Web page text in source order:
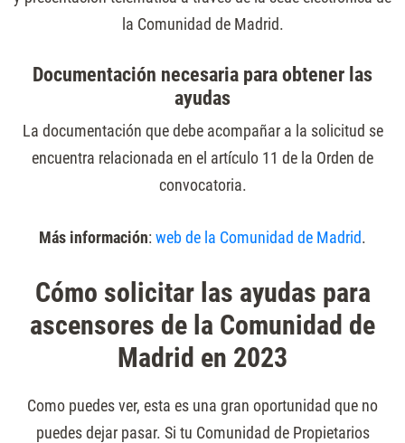
la Comunidad de Madrid.
Documentación necesaria para obtener las
ayudas
La documentación que debe acompañar a la solicitud se
encuentra relacionada en el artículo 11 de la Orden de
convocatoria.
Más información: web de la Comunidad de Madrid.
Cómo solicitar las ayudas para
ascensores de la Comunidad de
Madrid en 2023
Como puedes ver, esta es una gran oportunidad que no
puedes dejar pasar. Si tu Comunidad de Propietarios